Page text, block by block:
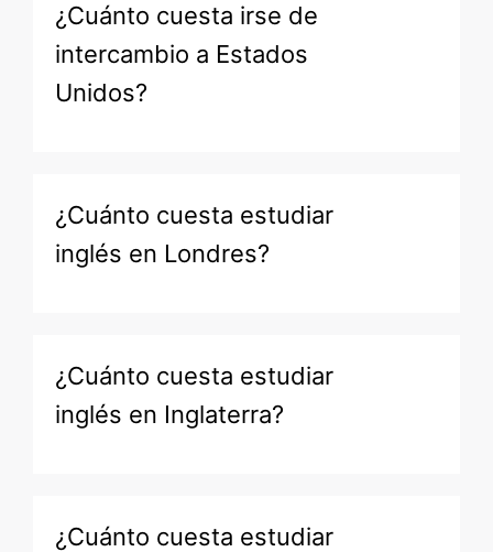
¿Cuánto cuesta irse de
intercambio a Estados
Unidos?
¿Cuánto cuesta estudiar
inglés en Londres?
¿Cuánto cuesta estudiar
inglés en Inglaterra?
¿Cuánto cuesta estudiar